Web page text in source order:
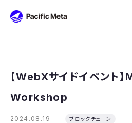
【WebXサイドイベント
Workshop
2024.08.19 ブロックチェーン